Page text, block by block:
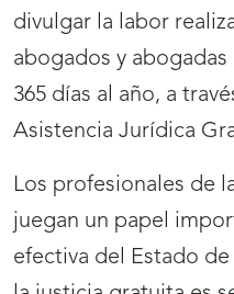
divulgar la labor
abogados y
365 días al año, a
Asistencia Jurídica
Los profesionales de
juegan un papel
efectiva del Estado